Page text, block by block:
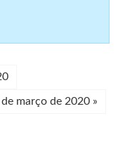
março de 2020 »